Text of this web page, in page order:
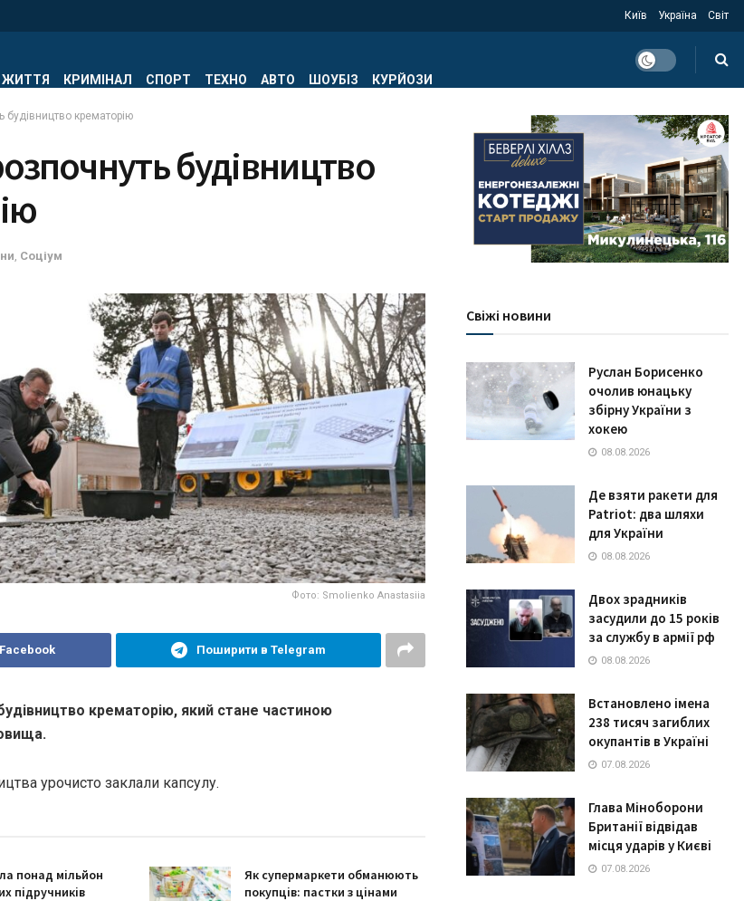
Київ Україна Світ
ЖИТТЯ КРИМІНАЛ СПОРТ ТЕХНО АВТО ШОУБІЗ КУРЙОЗИ
будівництво крематорію
будівництво
Соціум
Фото: Smolienko Anastasiia
Поширити в Telegram
крематорію, який стане частиною
урочисто заклали капсулу.
понад мільйон
підручників
Як супермаркети обманюють
покупців: пастки з цінами
Свіжі новини
Руслан Борисенко
очолив юнацьку
збірну України з
хокею
08.08.2026
Де взяти ракети для
Patriot: два шляхи
для України
08.08.2026
Двох зрадників
засудили до 15 років
за службу в армії рф
08.08.2026
Встановлено імена
238 тисяч загиблих
окупантів в Україні
07.08.2026
Глава Міноборони
Британії відвідав
місця ударів у Києві
07.08.2026